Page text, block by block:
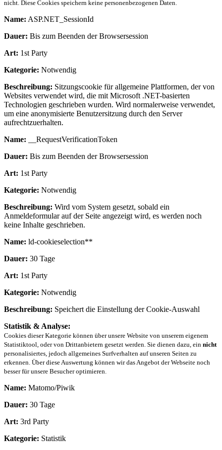
nicht. Diese Cookies speichern keine personenbezogenen Daten.
Name: ASP.NET_SessionId
Dauer: Bis zum Beenden der Browsersession
Art: 1st Party
Kategorie: Notwendig
Beschreibung: Sitzungscookie für allgemeine Plattformen, der von
Websites verwendet wird, die mit Microsoft .NET-basierten
Technologien geschrieben wurden. Wird normalerweise verwendet,
um eine anonymisierte Benutzersitzung durch den Server
aufrechtzuerhalten.
Name: __RequestVerificationToken
Dauer: Bis zum Beenden der Browsersession
Art: 1st Party
Kategorie: Notwendig
Beschreibung: Wird vom System gesetzt, sobald ein
Anmeldeformular auf der Seite angezeigt wird, es werden noch
keine Inhalte geschrieben.
Name: ld-cookieselection**
Dauer: 30 Tage
Art: 1st Party
Kategorie: Notwendig
Beschreibung: Speichert die Einstellung der Cookie-Auswahl
Statistik & Analyse:
Cookies dieser Kategorie können über unsere Website von unserem eigenem
Statistiktool, oder von Drittanbietern gesetzt werden. Sie dienen dazu, ein nicht
personalisiertes, jedoch allgemeines Surfverhalten auf unseren Seiten zu
erkennen. Über diese Auswertung können wir das Angebot der Webseite noch
besser für unsere Besucher optimieren.
Name: Matomo/Piwik
Dauer: 30 Tage
Art: 3rd Party
Kategorie: Statistik